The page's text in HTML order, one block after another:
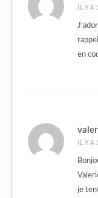
IL Y A
en
IL Y A
je